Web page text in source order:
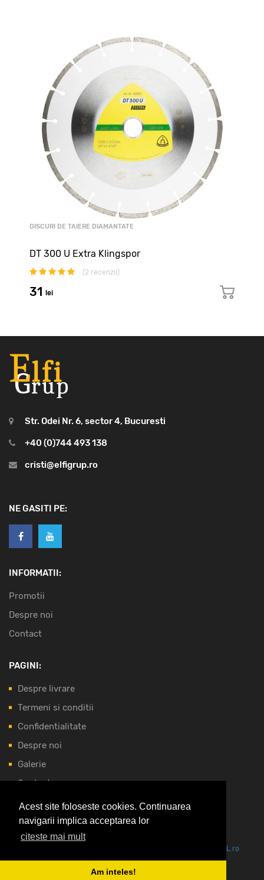
Acest site foloseste cookies. Continuarea
navigarii implica acceptarea lor
citeste mai mult
Am inteles!
DISCURI DE TAIERE DIAMANTATE
DT 300 U Extra Klingspor
(2 recenzii)
31 lei
Str. Odei Nr. 6, sector 4, Bucuresti
+40 (0)744 493 138
cristi@elfigrup.ro
NE GASITI PE:
INFORMATII:
Promotii
Despre noi
Contact
PAGINI:
Despre livrare
Termeni si conditii
Confidentialitate
Despre noi
Galerie
Contact
NOI ACCEPTAM:
Vezi oferta pe CEL.ro